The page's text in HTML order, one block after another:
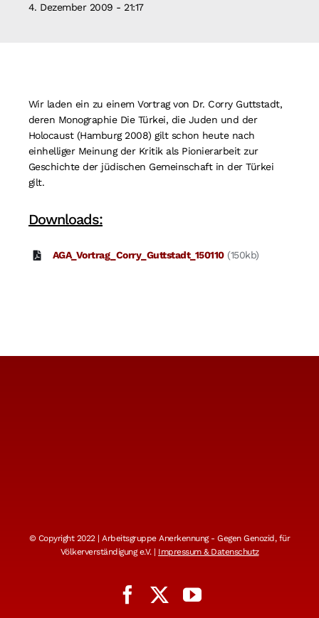
nach:
4. Dezember 2009 - 21:17
Wir laden ein zu einem Vortrag von Dr. Corry Guttstadt,
deren Monographie Die Türkei, die Juden und der
Holocaust (Hamburg 2008) gilt schon heute nach
einhelliger Meinung der Kritik als Pionierarbeit zur
Geschichte der jüdischen Gemeinschaft in der Türkei
gilt.
Downloads:
AGA_Vortrag_Corry_Guttstadt_150110(150kb)
© Copyright 2022 | Arbeitsgruppe Anerkennung - Gegen Genozid, für
Völkerverständigung e.V. | Impressum & Datenschutz